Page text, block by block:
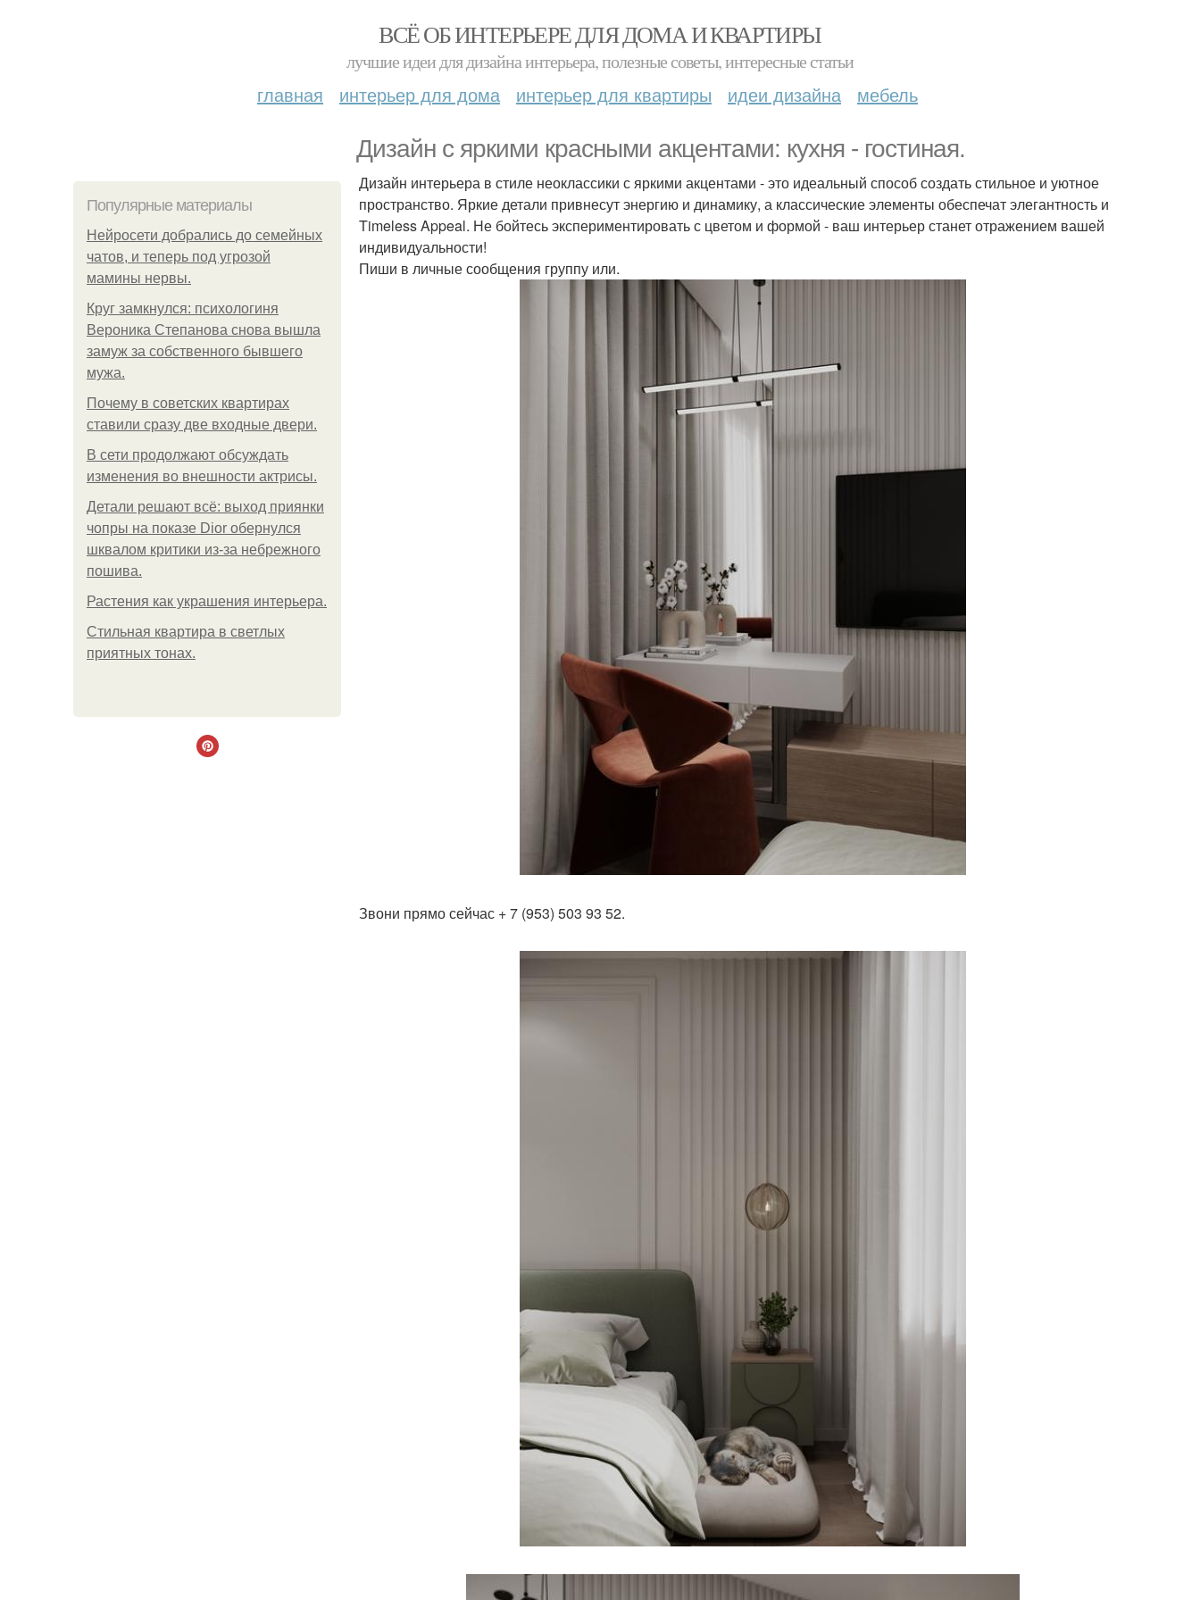
ВСЁ ОБ ИНТЕРЬЕРЕ ДЛЯ ДОМА И КВАРТИРЫ
лучшие идеи для дизайна интерьера, полезные советы, интересные статьи
главная интерьер для дома интерьер для квартиры идеи дизайна мебель
Дизайн с яркими красными акцентами: кухня - гостиная.
Популярные материалы
Нейросети добрались до семейных
чатов, и теперь под угрозой
мамины нервы.
Круг замкнулся: психологиня
Вероника Степанова снова вышла
замуж за собственного бывшего
мужа.
Почему в советских квартирах
ставили сразу две входные двери.
В сети продолжают обсуждать
изменения во внешности актрисы.
Детали решают всё: выход приянки
чопры на показе Dior обернулся
шквалом критики из-за небрежного
пошива.
Растения как украшения интерьера.
Стильная квартира в светлых
приятных тонах.
Дизайн интерьера в стиле неоклассики с яркими акцентами - это идеальный способ создать стильное и уютное
пространство. Яркие детали привнесут энергию и динамику, а классические элементы обеспечат элегантность и
Timeless Appeal. Не бойтесь экспериментировать с цветом и формой - ваш интерьер станет отражением вашей
индивидуальности!
Пиши в личные сообщения группу или.
Звони прямо сейчас + 7 (953) 503 93 52.